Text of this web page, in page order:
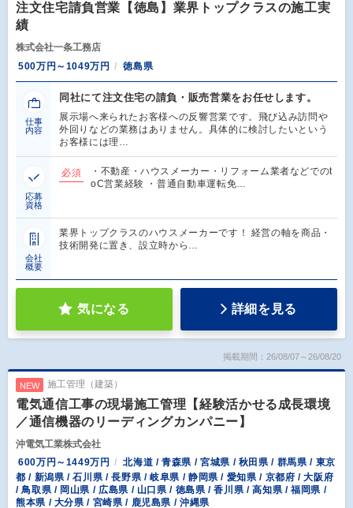
注文住宅請負営業【徳島】業界トップクラスの施工実
績
株式会社一条工務店
500万円～1049万円
徳島県
仕事
内容
同社にて注文住宅の請負・販売営業をお任せします。
展示場へ来られたお客様への反響営業です。飛び込み訪問や
外回りなどの業務はありません。具体的に検討したいという
お客様には理…
応募
資格
必須
・不動産・ハウスメーカー・リフォーム業者などでのt
oC営業経験 ・普通自動車運転免…
会社
概要
業界トップクラスのハウスメーカーです！ 経営の軸を商品・
技術開発に置き、設立時から…
気になる 詳細を見る
掲載期間：26/08/07～26/08/20
NEW 施工管理（建築）
電気通信工事の現場施工管理【経験活かせる成長環境
／通信機器のリーディングカンパニー】
沖電気工業株式会社
600万円～1449万円
北海道 / 青森県 / 宮城県 / 秋田県 / 群馬県 / 東京
都 / 新潟県 / 石川県 / 長野県 / 岐阜県 / 静岡県 / 愛知県 / 京都府 / 大阪府
/ 鳥取県 / 岡山県 / 広島県 / 山口県 / 徳島県 / 香川県 / 高知県 / 福岡県 /
熊本県 / 大分県 / 宮崎県 / 鹿児島県 / 沖縄県